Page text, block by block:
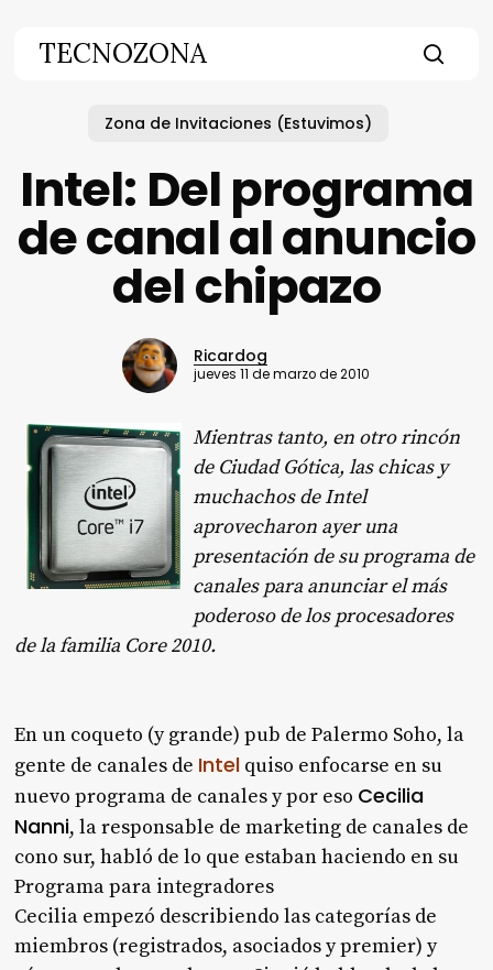
TECNOZONA
Zona de Invitaciones (Estuvimos)
Intel: Del programa
de canal al anuncio
del chipazo
Ricardog
jueves 11 de marzo de 2010
Mientras tanto, en otro rincón
de Ciudad Gótica, las chicas y
muchachos de Intel
aprovecharon ayer una
presentación de su programa de
canales para anunciar el más
poderoso de los procesadores
de la familia Core 2010.
En un coqueto (y grande) pub de Palermo Soho, la
gente de canales de Intel quiso enfocarse en su
nuevo programa de canales y por eso Cecilia
Nanni, la responsable de marketing de canales de
cono sur, habló de lo que estaban haciendo en su
Programa para integradores
Cecilia empezó describiendo las categorías de
miembros (registrados, asociados y premier) y